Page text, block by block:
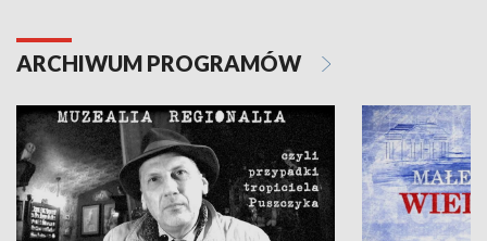
ARCHIWUM PROGRAMÓW